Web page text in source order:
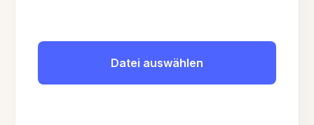
Datei auswählen